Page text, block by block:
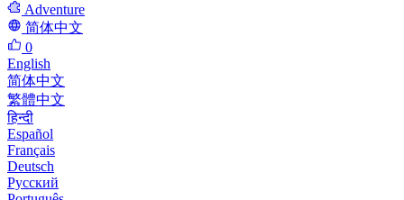
Adventure
简体中文
0
English
简体中文
繁體中文
हिन्दी
Español
Français
Deutsch
Русский